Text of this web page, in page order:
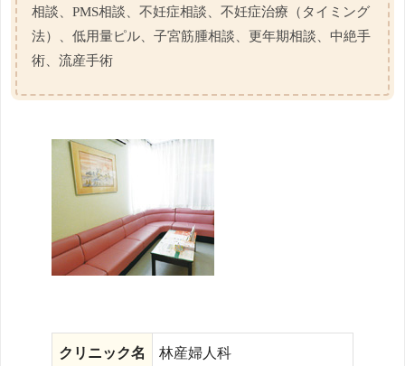
相談、PMS相談、不妊症相談、不妊症治療（タイミング
法）、低用量ピル、子宮筋腫相談、更年期相談、中絶手
術、流産手術
クリニック名 林産婦人科